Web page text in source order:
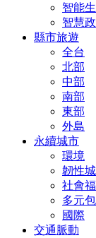
智能
智慧
縣市旅遊
全台
北部
中部
南部
東部
外島
永續城市
環境
韌性
社會福
多元
國際
交通脈動